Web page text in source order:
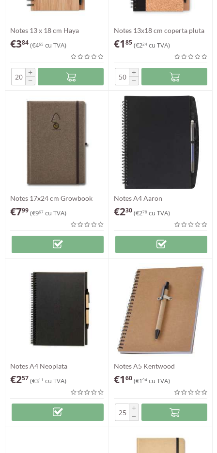
Notes 13 x 18 cm Haya
€384(€465 cu TVA)
+
−
Notes 13x18 cm coperta pluta
Avio
€185(€224 cu TVA)
+
−
Notes 17x24 cm Growbook
€799(€967 cu TVA)
Notes A4 Aaron
€230(€278 cu TVA)
Notes A4 Neoplata
€257(€311 cu TVA)
Notes A5 Kentwood
€160(€1 94 cu TVA)
+
−